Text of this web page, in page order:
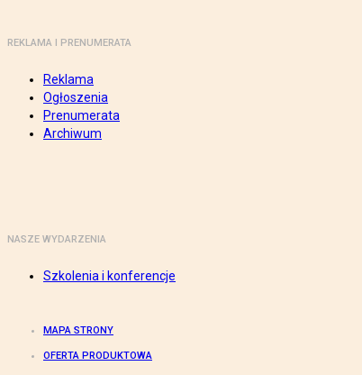
REKLAMA I PRENUMERATA
Reklama
Ogłoszenia
Prenumerata
Archiwum
NASZE WYDARZENIA
Szkolenia i konferencje
MAPA STRONY
OFERTA PRODUKTOWA